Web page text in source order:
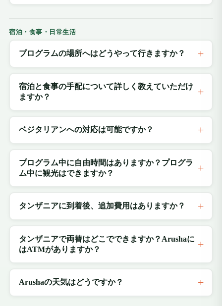
宿泊・食事・日常生活
プログラムの場所へはどうやって行きますか？
宿泊と食事の手配について詳しく教えていただけ
ますか？
ベジタリアンへの対応は可能ですか？
プログラム中に自由時間はありますか？プログラ
ム中に観光はできますか？
タンザニアに到着後、追加費用はありますか？
タンザニアで両替はどこでできますか？Arushaに
はATMがありますか？
Arushaの天気はどうですか？